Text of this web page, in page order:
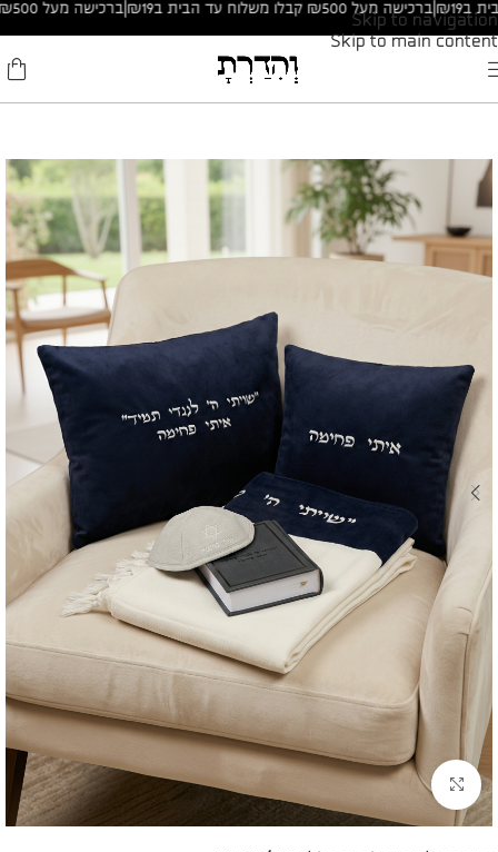
Skip to navigation
Skip to main content
ברכישה מעל ₪500 קבלו משלוח עד הבית ב₪19| ברכישה מעל ₪500 קבלו משלוח עד הבית ב₪19|
להגדלת התמונה